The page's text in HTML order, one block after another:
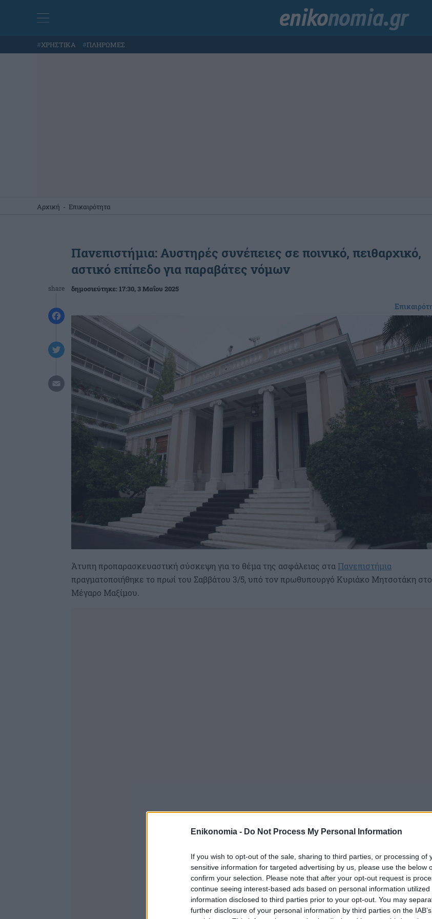
Enikonomia - Do Not Process My Personal Information
If you wish to opt-out of the sale, sharing to third parties, or processing of
sensitive information for targeted advertising by us, please use the below
confirm your selection. Please note that after your opt-out request is
continue seeing interest-based ads based on personal information
information disclosed to third parties prior to your opt-out. You may
further disclosure of your personal information by third parties on the
#ΧΡΗΣΤΙΚΑ #ΠΛΗΡΩΜΕΣ
Αρχική - Επικαιρότητα
share
Πανεπιστήμια: Αυστηρές συνέπειες σε ποινικό, πειθαρχικό,
αστικό επίπεδο για παραβάτες νόμων
δημοσιεύτηκε:17:30, 3 Μαΐου 2025
Άτυπη προπαρασκευαστική σύσκεψη για το θέμα της ασφάλειας στα Πανεπιστήμια
πραγματοποιήθηκε το πρωί του Σαββάτου 3/5, υπό τον πρωθυπουργό Κυριάκο Μητσοτάκη στο
Μέγαρο Μαξίμου.